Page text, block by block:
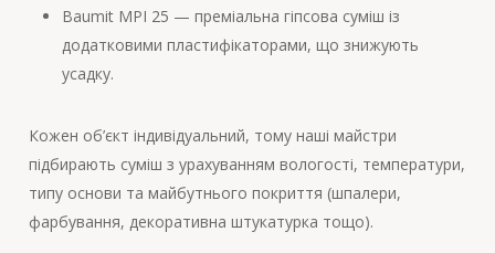
Baumit MPI 25 — преміальна гіпсова суміш із
додатковими пластифікаторами, що знижують
усадку.
Кожен об’єкт індивідуальний, тому наші майстри
підбирають суміш з урахуванням вологості, температури,
типу основи та майбутнього покриття (шпалери,
фарбування, декоративна штукатурка тощо).